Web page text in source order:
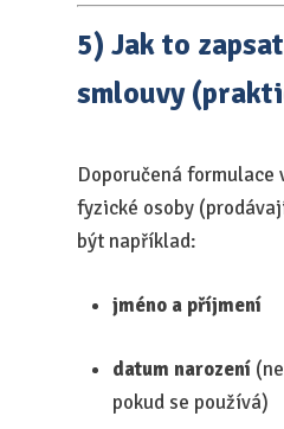
5) Jak to
smlouvy
Doporučená formulace
fyzické osoby
být například:
jméno a příjmení
datum narození
pokud se používá)